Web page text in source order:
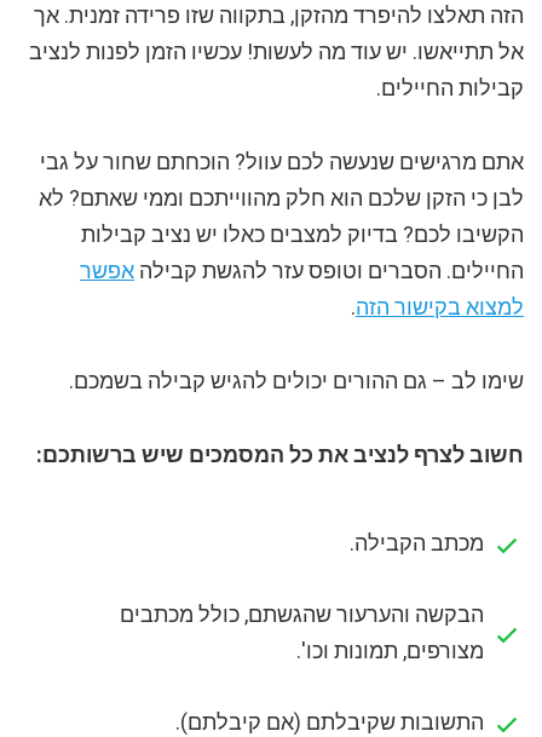
הזה תאלצו להיפרד מהזקן, בתקווה שזו פרידה זמנית. אך
אל תתייאשו. יש עוד מה לעשות! עכשיו הזמן לפנות לנציב
קבילות החיילים.
אתם מרגישים שנעשה לכם עוול? הוכחתם שחור על גבי
לבן כי הזקן שלכם הוא חלק מהווייתכם וממי שאתם? לא
הקשיבו לכם? בדיוק למצבים כאלו יש נציב קבילות
החיילים. הסברים וטופס עזר להגשת קבילה אפשר
למצוא בקישור הזה.
שימו לב – גם ההורים יכולים להגיש קבילה בשמכם.
חשוב לצרף לנציב את כל המסמכים שיש ברשותכם:
מכתב הקבילה.
הבקשה והערעור שהגשתם, כולל מכתבים
מצורפים, תמונות וכו'.
התשובות שקיבלתם (אם קיבלתם).